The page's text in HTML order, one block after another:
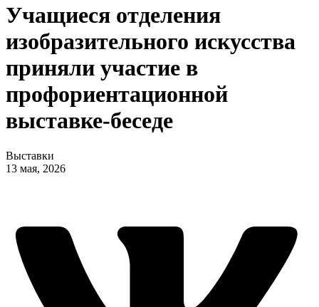
Учащиеся отделения
изобразительного искусства
приняли участие в
профориентационной
выставке-беседе
Выставки
13 мая, 2026